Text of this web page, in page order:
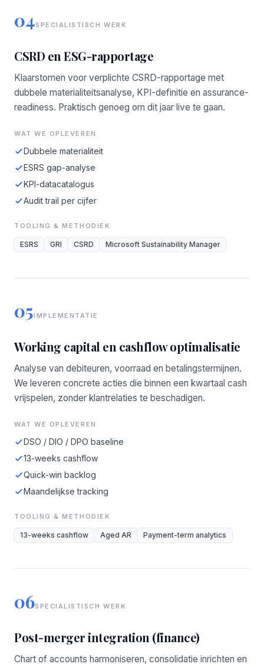
04SPECIALISTISCH WERK
CSRD en ESG-rapportage
Klaarstomen voor verplichte CSRD-rapportage met
dubbele materialiteitsanalyse, KPI-definitie en assurance-
readiness. Praktisch genoeg om dit jaar live te gaan.
WAT WE OPLEVEREN
Dubbele materialiteit
ESRS gap-analyse
KPI-datacatalogus
Audit trail per cijfer
TOOLING & METHODIEK
ESRS GRI CSRD Microsoft Sustainability Manager
05IMPLEMENTATIE
Working capital en cashflow optimalisatie
Analyse van debiteuren, voorraad en betalingstermijnen.
We leveren concrete acties die binnen een kwartaal cash
vrijspelen, zonder klantrelaties te beschadigen.
WAT WE OPLEVEREN
DSO / DIO / DPO baseline
13-weeks cashflow
Quick-win backlog
Maandelijkse tracking
TOOLING & METHODIEK
13-weeks cashflow Aged AR Payment-term analytics
06SPECIALISTISCH WERK
Post-merger integration (finance)
Chart of accounts harmoniseren, consolidatie inrichten en